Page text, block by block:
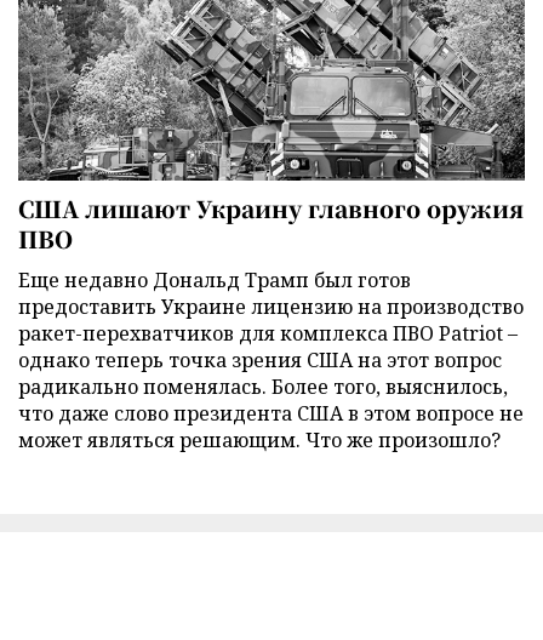
США лишают Украину главного оружия
ПВО
Еще недавно Дональд Трамп был готов
предоставить Украине лицензию на производство
ракет-перехватчиков для комплекса ПВО Patriot –
однако теперь точка зрения США на этот вопрос
радикально поменялась. Более того, выяснилось,
что даже слово президента США в этом вопросе не
может являться решающим. Что же произошло?